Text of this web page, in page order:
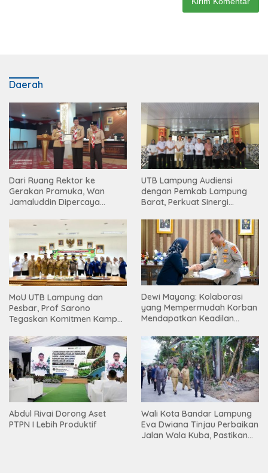
Daerah
Dari Ruang Rektor ke
Gerakan Pramuka, Wan
Jamaluddin Dipercaya
UTB Lampung Audiensi
dengan Pemkab Lampung
Barat, Perkuat Sinergi
Tinggi
MoU UTB Lampung dan
Pesbar, Prof Sarono
Tegaskan Komitmen Kampus
Masyarakat
Dewi Mayang: Kolaborasi
yang Mempermudah Korban
Mendapatkan Keadilan
Abdul Rivai Dorong Aset
PTPN I Lebih Produktif
Wali Kota Bandar Lampung
Eva Dwiana Tinjau Perbaikan
Jalan Wala Kuba, Pastikan